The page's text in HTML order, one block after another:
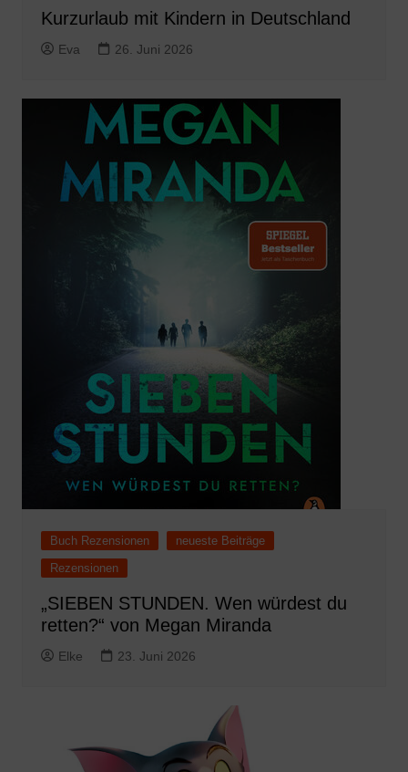
Kurzurlaub mit Kindern in Deutschland
Eva 26. Juni 2026
Buch Rezensionen
neueste Beiträge
Rezensionen
„SIEBEN STUNDEN. Wen würdest du
retten?“ von Megan Miranda
Elke 23. Juni 2026